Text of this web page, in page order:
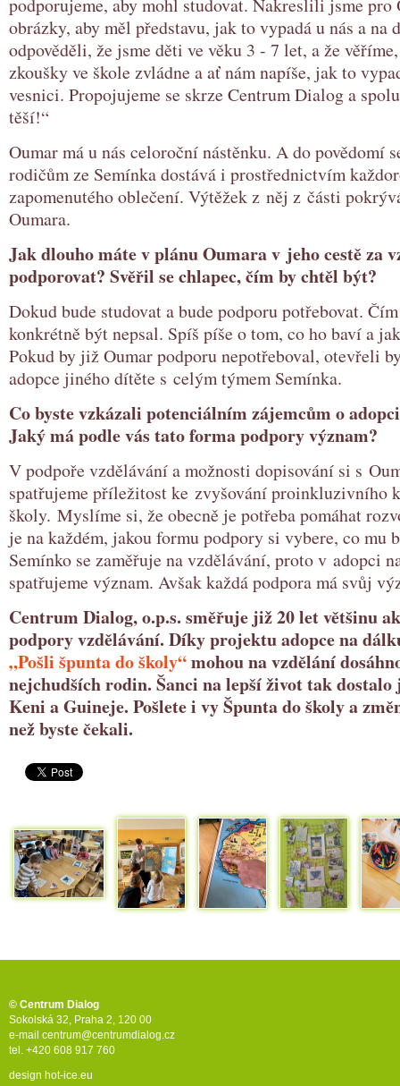
podporujeme, aby mohl studovat. Nakreslili jsme pro
obrázky, aby měl představu, jak to vypadá u nás a na
odpověděli, že jsme děti ve věku 3 - 7 let, a že
zkoušky ve škole zvládne a ať nám napíše, jak to
vesnici. Propojujeme se skrze Centrum Dialog a
těší!“
Oumar má u nás celoroční nástěnku. A do povědomí
rodičům ze Semínka dostává i prostřednictvím
zapomenutého oblečení. Výtěžek z něj z části
Oumara.
Jak dlouho máte v plánu Oumara v jeho cestě za
podporovat? Svěřil se chlapec, čím by chtěl být?
Dokud bude studovat a bude podporu potřebovat.
konkrétně být nepsal. Spíš píše o tom, co ho baví a
Pokud by již Oumar podporu nepotřeboval, otevřeli
adopce jiného dítěte s celým týmem Semínka.
Co byste vzkázali potenciálním zájemcům o
Jaký má podle vás tato forma podpory význam?
V podpoře vzdělávání a možnosti dopisování si s
spatřujeme příležitost ke zvyšování proinkluzivního
školy. Myslíme si, že obecně je potřeba pomáhat
je na každém, jakou formu podpory si vybere, co mu
Semínko se zaměřuje na vzdělávání, proto v adopci
spatřujeme význam. Avšak každá podpora má svůj
Centrum Dialog, o.p.s. směřuje již 20 let většinu
podpory vzdělávání. Díky projektu adopce na
„Pošli špunta do školy“mohou na vzdělání
nejchudších rodin. Šanci na lepší život tak dostalo
Keni a Guineje. Pošlete i vy Špunta do školy a
než byste čekali.
© Centrum Dialog
Sokolská 32, Praha 2, 120 00
e-mail centrum@centrumdialog.cz
tel. +420 608 917 760
design hot-ice.eu